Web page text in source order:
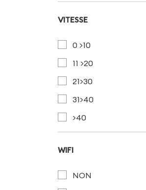
VITESSE
0 >10
11 >20
21>30
31>40
>40
WIFI
NON